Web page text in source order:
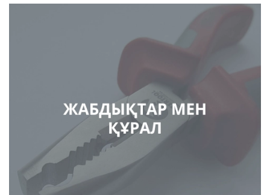
қомпрессорлық жабдық
металл өңдеу жабдықтары
дәнекерлеу жабдықтары
бетон араластырғыштар
құрылыс техникасы
құрал
бекіту материалдары